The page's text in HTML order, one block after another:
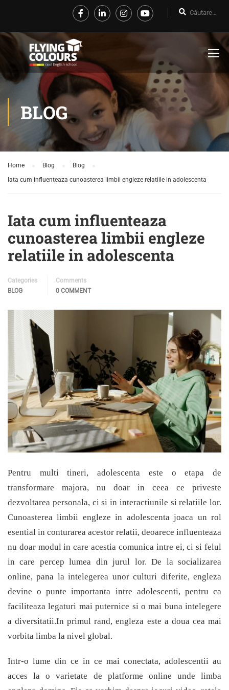
BLOG
Home Blog
Blog
Iata cum influenteaza cunoasterea limbii engleze relatiile in adolescenta
Iata cum influenteaza
cunoasterea limbii engleze
relatiile in adolescenta
Categories
BLOG
Comments
0 COMMENT
Pentru multi tineri, adolescenta este o etapa de
transformare majora, nu doar in ceea ce priveste
dezvoltarea personala, ci si in interactiunile si relatiile lor.
Cunoasterea limbii engleze in adolescenta joaca un rol
esential in conturarea acestor relatii, deoarece influenteaza
nu doar modul in care acestia comunica intre ei, ci si felul
in care percep lumea din jurul lor. De la socializarea
online, pana la intelegerea unor culturi diferite, engleza
devine o punte importanta intre adolescenti, pentru ca
faciliteaza legaturi mai puternice si o mai buna intelegere
a diversitatii.In primul rand, engleza este a doua cea mai
vorbita limba la nivel global.
Intr-o lume din ce in ce mai conectata, adolescentii au
acces la o varietate de platforme online unde limba